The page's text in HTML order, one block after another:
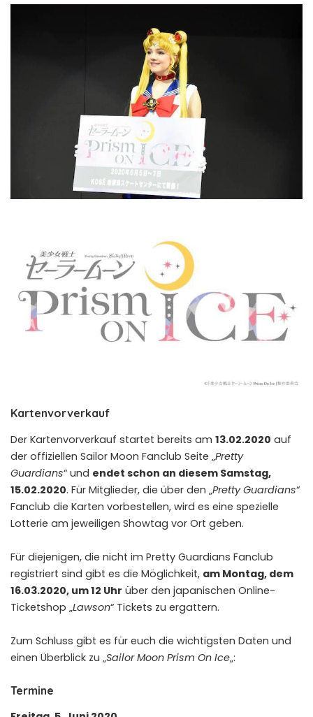
Kartenvorverkauf
Der Kartenvorverkauf startet bereits am 13.02.2020 auf
der offiziellen Sailor Moon Fanclub Seite „Pretty
Guardians“ und endet schon an diesem Samstag,
15.02.2020. Für Mitglieder, die über den „Pretty Guardians“
Fanclub die Karten vorbestellen, wird es eine spezielle
Lotterie am jeweiligen Showtag vor Ort geben.
Für diejenigen, die nicht im Pretty Guardians Fanclub
registriert sind gibt es die Möglichkeit, am Montag, dem
16.03.2020, um 12 Uhr über den japanischen Online-
Ticketshop „Lawson“ Tickets zu ergattern.
Zum Schluss gibt es für euch die wichtigsten Daten und
einen Überblick zu „Sailor Moon Prism On Ice„:
Termine